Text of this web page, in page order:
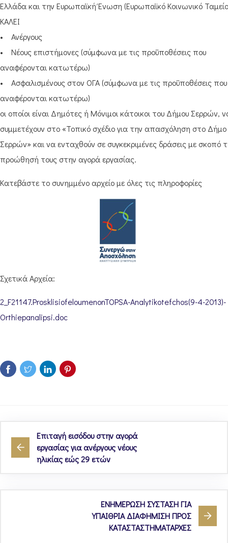
Ελλάδα και την Ευρωπαϊκή Ένωση (Ευρωπαϊκό Κοινωνικό
ΚΑΛΕΙ
• Ανέργους
• Νέους επιστήμονες (σύμφωνα με τις προϋποθέσεις που
αναφέρονται κατωτέρω)
• Ασφαλισμένους στον ΟΓΑ (σύμφωνα με τις προϋποθέσεις που
αναφέρονται κατωτέρω)
οι οποίοι είναι Δημότες ή Μόνιμοι κάτοικοι του Δήμου Σερρών,
συμμετέχουν στο «Τοπικό σχέδιο για την απασχόληση στο Δήμο
Σερρών» και να ενταχθούν σε συγκεκριμένες δράσεις με σκοπό
προώθησή τους στην αγορά εργασίας.
Κατεβάστε το συνημμένο αρχείο με όλες τις πληροφορίες
Σχετικά Αρχεία:
2_F21147.ProsklisiofeloumenonTOPSA-Analytikotefchos(9-4-2013)-
Orthiepanalipsi.doc
Επιταγή εισόδου στην αγορά
εργασίας για ανέργους νέους
ηλικίας εώς 29 ετών
ΕΝΗΜΕΡΩΣΗ ΣΥΣΤΑΣΗ ΓΙΑ
ΥΠΑΙΘΡΙΑ ΔΙΑΦΗΜΙΣΗ ΠΡΟΣ
ΚΑΤΑΣΤΑΣΤΗΜΑΤΑΡΧΕΣ